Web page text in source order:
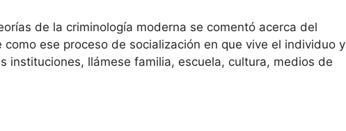
de la criminología moderna se comentó acerca del
ese proceso de socialización en que vive el individuo y
instituciones, llámese familia, escuela, cultura, medios de